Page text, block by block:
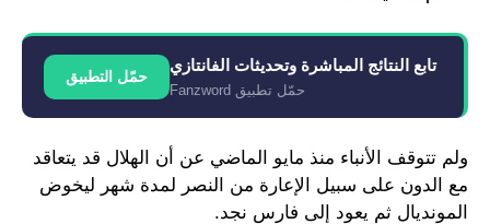
تابع النتائج المباشرة وتحديثات الفانتازي
حمّل تطبيق Fanzword
حمّل التطبيق
ولم تتوقف الأنباء منذ مايو الماضي عن أن الهلال قد يتعاقد
مع الدون على سبيل الإعارة من النصر لمدة شهر ليخوض
المونديال ثم يعود إلى فارس نجد.